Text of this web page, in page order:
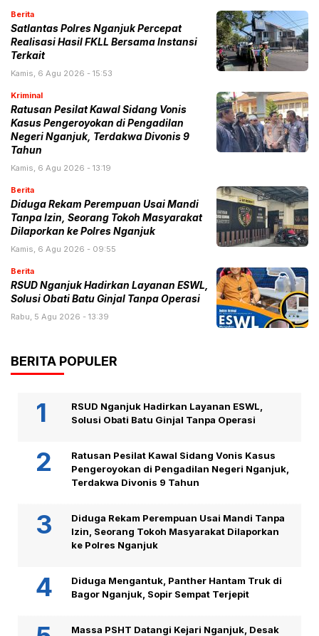
Berita
Satlantas Polres Nganjuk Percepat
Realisasi Hasil FKLL Bersama Instansi
Terkait
Kamis, 6 Agu 2026 - 15:53
Kriminal
Ratusan Pesilat Kawal Sidang Vonis
Kasus Pengeroyokan di Pengadilan
Negeri Nganjuk, Terdakwa Divonis 9
Tahun
Kamis, 6 Agu 2026 - 13:19
Berita
Diduga Rekam Perempuan Usai Mandi
Tanpa Izin, Seorang Tokoh Masyarakat
Dilaporkan ke Polres Nganjuk
Kamis, 6 Agu 2026 - 09:55
Berita
RSUD Nganjuk Hadirkan Layanan ESWL,
Solusi Obati Batu Ginjal Tanpa Operasi
Rabu, 5 Agu 2026 - 13:39
BERITA POPULER
RSUD Nganjuk Hadirkan Layanan ESWL,
Solusi Obati Batu Ginjal Tanpa Operasi
Ratusan Pesilat Kawal Sidang Vonis Kasus
Pengeroyokan di Pengadilan Negeri Nganjuk,
Terdakwa Divonis 9 Tahun
Diduga Rekam Perempuan Usai Mandi Tanpa
Izin, Seorang Tokoh Masyarakat Dilaporkan
ke Polres Nganjuk
Diduga Mengantuk, Panther Hantam Truk di
Bagor Nganjuk, Sopir Sempat Terjepit
Massa PSHT Datangi Kejari Nganjuk, Desak